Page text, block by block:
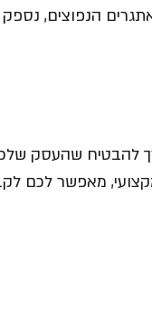
הנפוצים, נספק
להבטיח שהעסק
מאפשר לכם